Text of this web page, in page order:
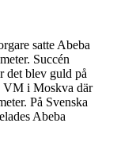
satte Abeba
Succén
det blev guld på
VM i Moskva där
På Svenska
Abeba